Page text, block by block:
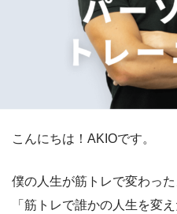
こんにちは！AKIOです。
僕の人生が筋トレで変わった
「筋トレで誰かの人生を変